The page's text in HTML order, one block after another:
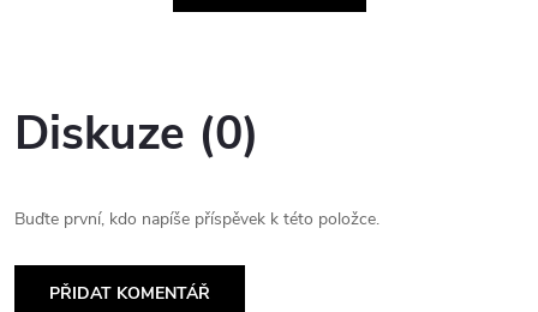
Diskuze (0)
Buďte první, kdo napíše příspěvek k této položce.
PŘIDAT KOMENTÁŘ